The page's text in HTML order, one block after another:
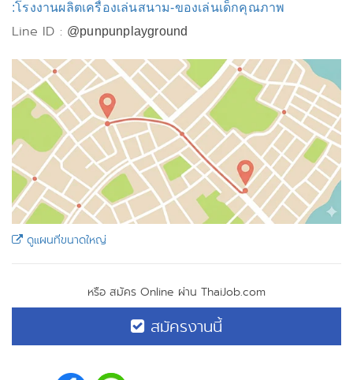
:โรงงานผลิตเครื่องเล่นสนาม-ของเล่นเด็กคุณภาพ
Line ID : @punpunplayground
ดูแผนที่ขนาดใหญ่
หรือ สมัคร Online ผ่าน ThaiJob.com
สมัครงานนี้